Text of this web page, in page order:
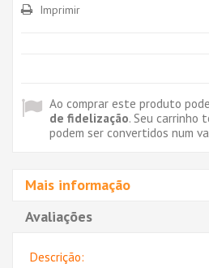
Imprimir
Ao comprar este produto
de fidelização. Seu carrinho
podem ser convertidos num
Mais informação
Avaliações
Descrição: